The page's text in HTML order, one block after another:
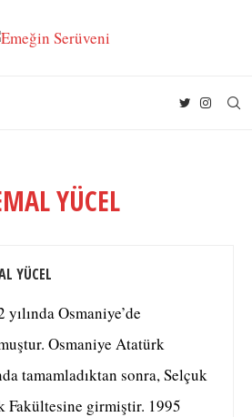
YÜCEL
YÜCEL
yılında Osmaniye’de
Osmaniye Atatürk
tamamladıktan sonra, Selçuk
Fakültesine girmiştir. 1995